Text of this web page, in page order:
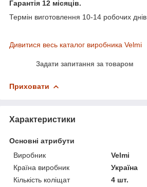
Гарантія 12 місяців.
Термін виготовлення 10-14 робочих днів
Дивитися весь каталог виробника Velmi
Задати запитання за товаром
Приховати
Характеристики
Основні атрибути
Виробник
Velmi
Країна виробник
Україна
Кількість коліщат
4 шт.